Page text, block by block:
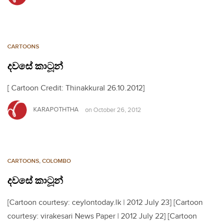
CARTOONS
දවසේ කාටූන්
[ Cartoon Credit: Thinakkural 26.10.2012]
KARAPOTHTHA on October 26, 2012
CARTOONS, COLOMBO
දවසේ කාටූන්
[Cartoon courtesy: ceylontoday.lk | 2012 July 23] [Cartoon
courtesy: virakesari News Paper | 2012 July 22] [Cartoon